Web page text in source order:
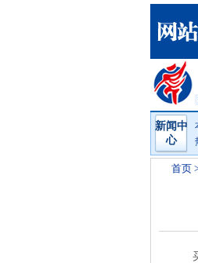
新闻中
心
首页